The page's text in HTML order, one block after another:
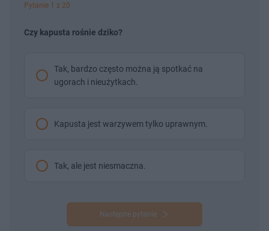
Pytanie 1 z 20
Czy kapusta rośnie dziko?
Tak, bardzo często można ją spotkać na
ugorach i nieużytkach.
Kapusta jest warzywem tylko uprawnym.
Tak, ale jest niesmaczna.
Następne pytanie